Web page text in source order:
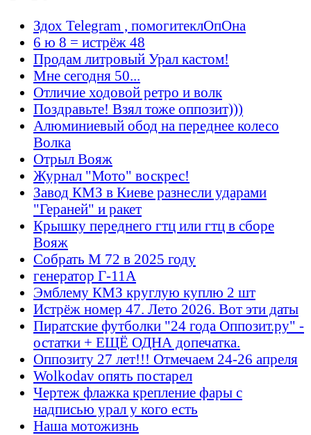
Здох Telegram , помогитеклОпОна
6 ю 8 = истрёж 48
Продам литровый Урал кастом!
Мне сегодня 50...
Отличие ходовой ретро и волк
Поздравьте! Взял тоже оппозит)))
Алюминиевый обод на переднее колесо
Волка
Отрыл Вояж
Журнал "Мото" воскрес!
Завод КМЗ в Киеве разнесли ударами
"Гераней" и ракет
Крышку переднего гтц или гтц в сборе
Вояж
Собрать М 72 в 2025 году
генератор Г-11А
Эмблему КМЗ круглую куплю 2 шт
Истрёж номер 47. Лето 2026. Вот эти даты
Пиратские футболки "24 года Оппозит.ру" -
остатки + ЕЩЁ ОДНА допечатка.
Оппозиту 27 лет!!! Отмечаем 24-26 апреля
Wolkodav опять постарел
Чертеж флажка крепление фары с
надписью урал у кого есть
Наша мотожизнь